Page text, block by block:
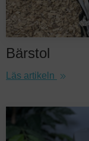
Bärstol
Läs artikeln